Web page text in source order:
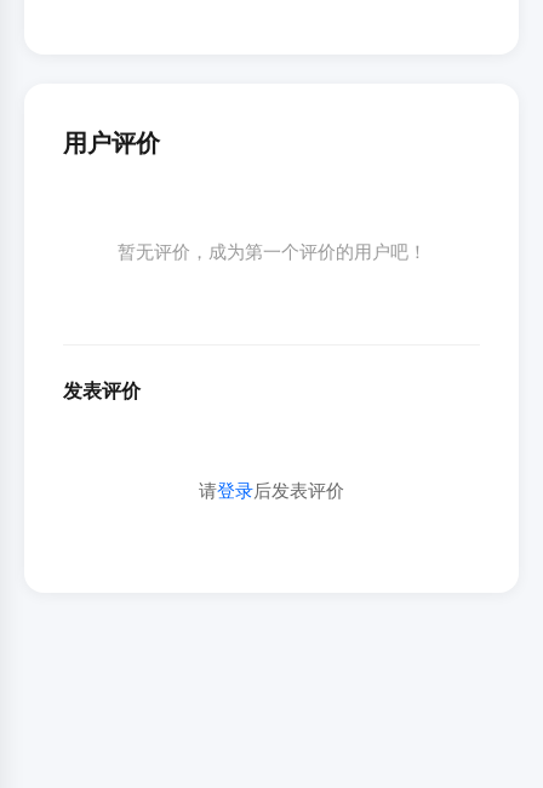
用户评价
暂无评价，成为第一个评价的用户吧！
发表评价
请登录后发表评价